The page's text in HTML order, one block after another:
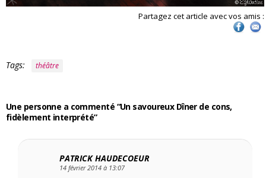
Partagez cet article avec vos amis :
Tags: théâtre
Une personne a commenté “Un savoureux Dîner de cons,
fidèlement interprété”
PATRICK HAUDECOEUR
14 février 2014 à 13:07